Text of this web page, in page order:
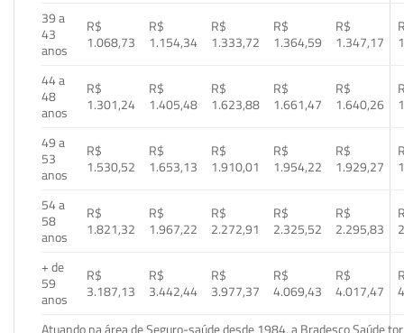
39 a
43
anos
R$
1.068,73
R$
1.154,34
R$
1.333,72
R$
1.364,59
R$
1.347,17
44 a
48
anos
R$
1.301,24
R$
1.405,48
R$
1.623,88
R$
1.661,47
R$
1.640,26
49 a
53
anos
R$
1.530,52
R$
1.653,13
R$
1.910,01
R$
1.954,22
R$
1.929,27
54 a
58
anos
R$
1.821,32
R$
1.967,22
R$
2.272,91
R$
2.325,52
R$
2.295,83
+ de
59
anos
R$
3.187,13
R$
3.442,44
R$
3.977,37
R$
4.069,43
R$
4.017,47